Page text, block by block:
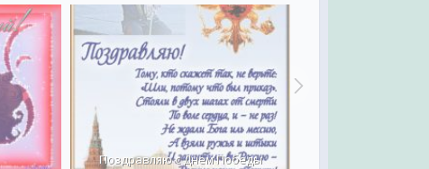
Поздравляю с Днем Победы